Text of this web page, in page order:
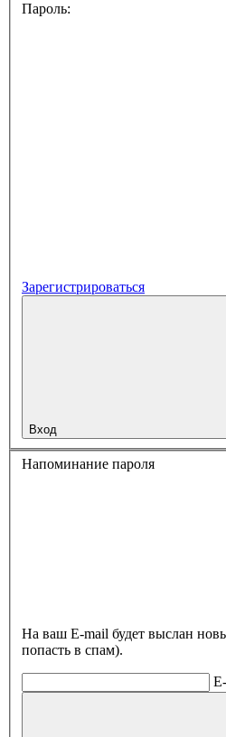
Пароль:
Зарегистрироваться
Вход
Напоминание пароля
На ваш E-mail будет выслан
попасть в спам).